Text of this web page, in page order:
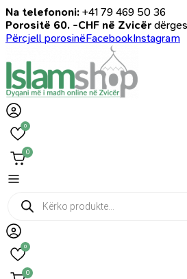
Na telefononi: +41 79 469 50 36
Porositë 60. -CHF në Zvicër
Përcjell porosinëFacebookInstagram
0
0
Products
search
0
0